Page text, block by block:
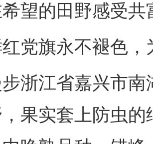
的田野感受
旗永不褪色，
江省嘉兴市南
果实套上防虫